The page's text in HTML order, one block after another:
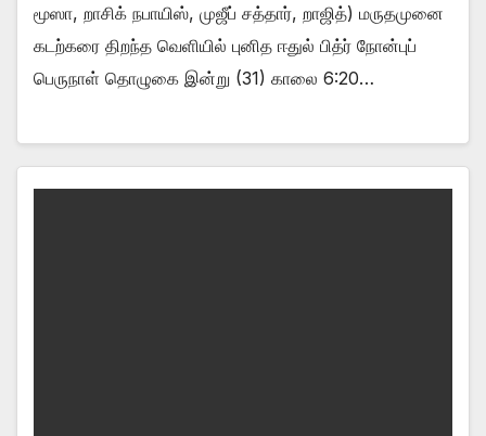
மூஸா, றாசிக் நபாயிஸ், முஜீப் சத்தார், றாஜித்) மருதமுனை
கடற்கரை திறந்த வெளியில் புனித ஈதுல் பித்ர் நோன்புப்
பெருநாள் தொழுகை இன்று (31) காலை 6:20…